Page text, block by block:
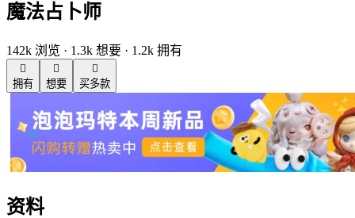
魔法占卜师
142k 浏览 · 1.3k 想要 · 1.2k 拥有

拥有

想要

买多款
资料